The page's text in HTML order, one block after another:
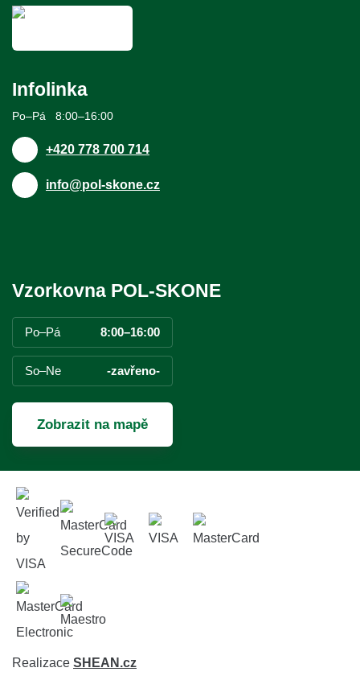
Infolinka
Po–Pá 8:00–16:00
+420 778 700 714
info@pol-skone.cz
Vzorkovna POL-SKONE
Po–Pá 8:00–16:00
So–Ne -zavřeno-
Zobrazit na mapě
Realizace SHEAN.cz